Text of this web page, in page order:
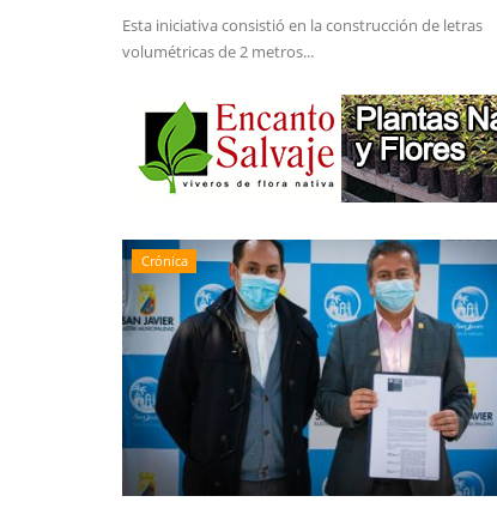
Esta iniciativa consistió en la construcción de letras
volumétricas de 2 metros...
Crónica